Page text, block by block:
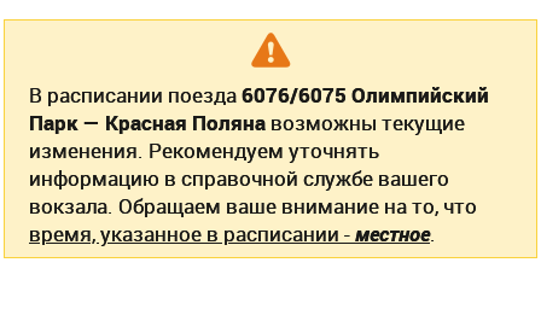
В расписании поезда6076/6075 Олимпийский
Парк — Красная Поляна возможны текущие
изменения. Рекомендуем уточнять
информацию в справочной службе вашего
вокзала. Обращаем ваше внимание на то, что
время, указанное в расписании -местное.